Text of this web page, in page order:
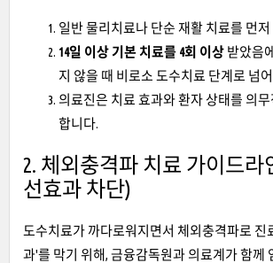
일반 물리치료나 단순 재활 치료를 먼
14일 이상 기본 치료를 4회 이상 받았음
지 않을 때 비로소 도수치료 단계로 넘
의료진은 치료 효과와 환자 상태를 의
합니다.
2. 체외충격파 치료 가이드라
선효과 차단)
도수치료가 까다로워지면서 체외충격파로 진
과'를 막기 위해, 금융감독원과 의료계가 함께